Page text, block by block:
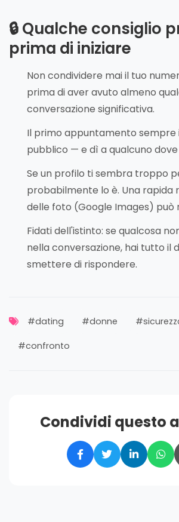
🔒 Qualche consiglio
prima di iniziare
Non condividere mai il tuo
prima di aver avuto almeno
conversazione significativa.
Il primo appuntamento sempre
pubblico — e dì a qualcuno dove
Se un profilo ti sembra troppo
probabilmente lo è. Una rapida
delle foto (Google Images) può
Fidati dell'istinto: se qualcosa
nella conversazione, hai tutto il
smettere di rispondere.
#dating #donne
#confronto
Condividi questo